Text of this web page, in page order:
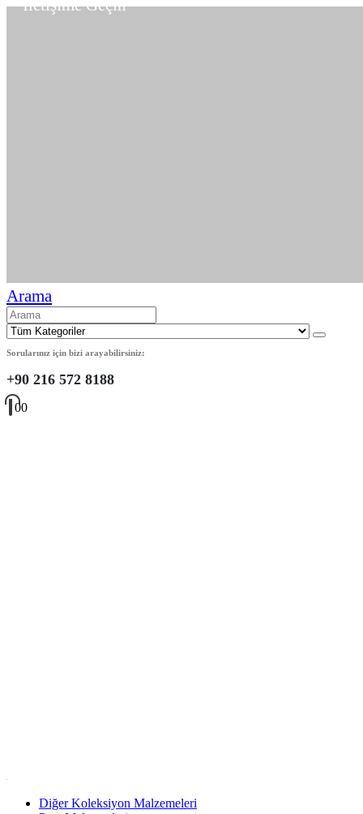
Arama
Sorularınız için bizi arayabilirsiniz:
+90 216 572 8188
00
Diğer Koleksiyon Malzemeleri
İletişime Geçin